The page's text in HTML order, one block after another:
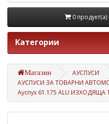
0 продукт(а)
Категории
Магазин
АУСПУСИ
АУСПУСИ ЗА ТОВАРНИ
Ауспух 61.175 ALU ИЗХОДЯЩА